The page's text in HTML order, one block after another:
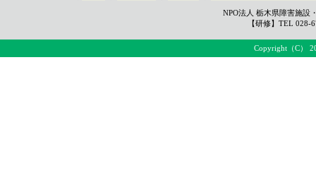
NPO法人 栃木県障害施
【研修】TEL
Copyright（C）